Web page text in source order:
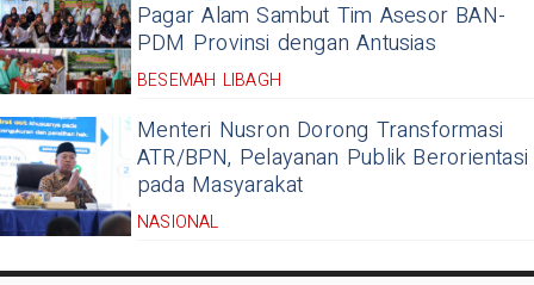
Pagar Alam Sambut Tim Asesor BAN-
PDM Provinsi dengan Antusias
BESEMAH LIBAGH
Menteri Nusron Dorong Transformasi
ATR/BPN, Pelayanan Publik Berorientasi
pada Masyarakat
NASIONAL